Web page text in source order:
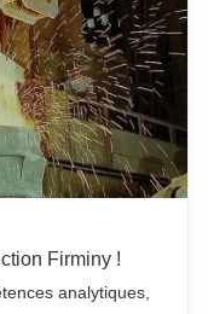
Firminy !
analytiques,